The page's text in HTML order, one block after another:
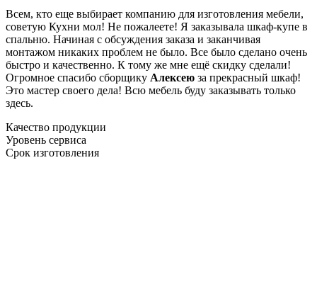
Всем, кто еще выбирает компанию для изготовления мебели,
советую Кухни мол! Не пожалеете! Я заказывала шкаф-купе в
спальню. Начиная с обсуждения заказа и заканчивая
монтажом никаких проблем не было. Все было сделано очень
быстро и качественно. К тому же мне ещё скидку сделали!
Огромное спасибо сборщику Алексею за прекрасный шкаф!
Это мастер своего дела! Всю мебель буду заказывать только
здесь.
Качество продукции
Уровень сервиса
Срок изготовления